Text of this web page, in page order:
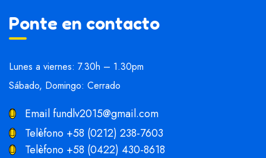
Ponte en contacto
Lunes a viernes: 7.30h – 1.30pm
Sábado, Domingo: Cerrado
Emailfundlv2015@gmail.com
Telèfono +58 (0212) 238-7603
Telèfono +58 (0422) 430-8618